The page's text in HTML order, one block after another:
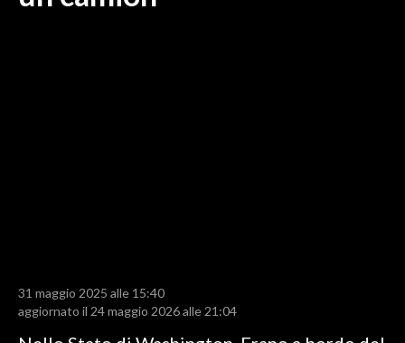
RISULTATI E CLASSIFICHE
31 maggio 2025 alle 15:40
aggiornato il 24 maggio 2026 alle 21:04